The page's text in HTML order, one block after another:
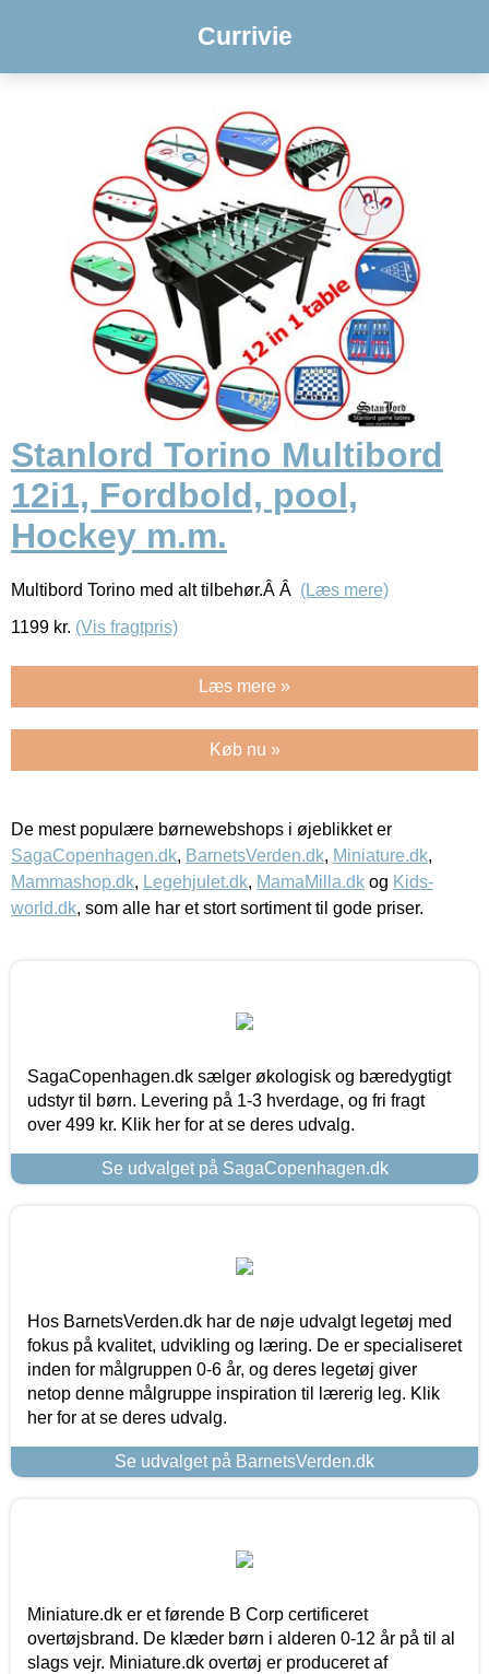
Currivie
Stanlord Torino Multibord
12i1, Fordbold, pool,
Hockey m.m.
Multibord Torino med alt tilbehør.Â Â (Læs mere)
1199 kr. (Vis fragtpris)
Læs mere »
Køb nu »
De mest populære børnewebshops i øjeblikket er
SagaCopenhagen.dk, BarnetsVerden.dk, Miniature.dk,
Mammashop.dk, Legehjulet.dk, MamaMilla.dk og Kids-
world.dk, som alle har et stort sortiment til gode priser.
SagaCopenhagen.dk sælger økologisk og bæredygtigt
udstyr til børn. Levering på 1-3 hverdage, og fri fragt
over 499 kr. Klik her for at se deres udvalg.
Se udvalget på SagaCopenhagen.dk
Hos BarnetsVerden.dk har de nøje udvalgt legetøj med
fokus på kvalitet, udvikling og læring. De er specialiseret
inden for målgruppen 0-6 år, og deres legetøj giver
netop denne målgruppe inspiration til lærerig leg. Klik
her for at se deres udvalg.
Se udvalget på BarnetsVerden.dk
Miniature.dk er et førende B Corp certificeret
overtøjsbrand. De klæder børn i alderen 0-12 år på til al
slags vejr. Miniature.dk overtøj er produceret af